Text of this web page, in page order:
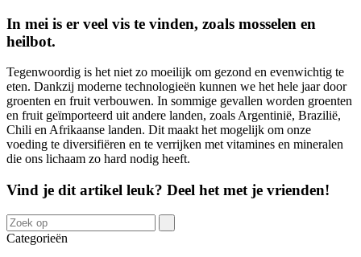
In mei is er veel vis te vinden, zoals mosselen en
heilbot.
Tegenwoordig is het niet zo moeilijk om gezond en evenwichtig te
eten. Dankzij moderne technologieën kunnen we het hele jaar door
groenten en fruit verbouwen. In sommige gevallen worden groenten
en fruit geïmporteerd uit andere landen, zoals Argentinië, Brazilië,
Chili en Afrikaanse landen. Dit maakt het mogelijk om onze
voeding te diversifiëren en te verrijken met vitamines en mineralen
die ons lichaam zo hard nodig heeft.
Vind je dit artikel leuk? Deel het met je vrienden!
Categorieën